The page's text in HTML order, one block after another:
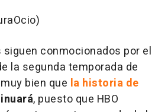
conmocionados por el
la segunda temporada de
bien que la historia de
, puesto que HBO